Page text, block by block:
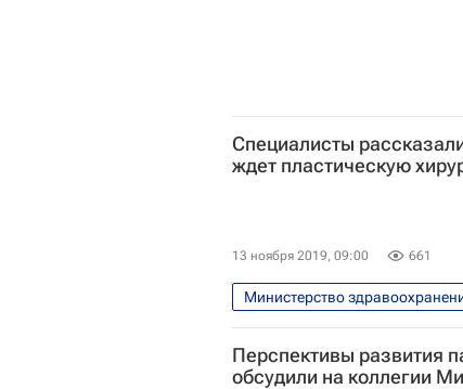
Специалисты
ждет пластическую
13 ноября 2019, 09:00 661
Министерство
Российский медицинский
Россия сегодня
Перспективы развития
обсудили на коллегии